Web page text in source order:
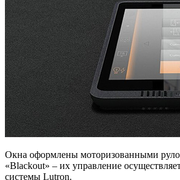
Окна оформлены моторизованными
«Blackout» – их управление
системы Lutron.